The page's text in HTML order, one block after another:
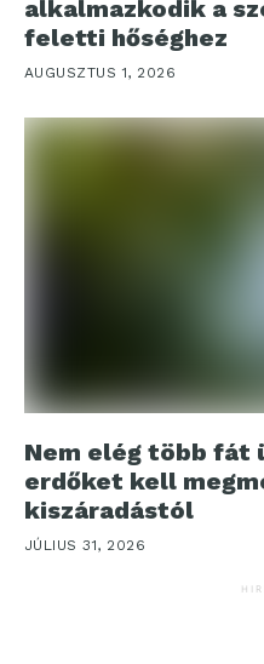
alkalmazkodik a
feletti hőséghez
AUGUSZTUS 1, 2026
Nem elég több fát
erdőket kell
kiszáradástól
JÚLIUS 31, 2026